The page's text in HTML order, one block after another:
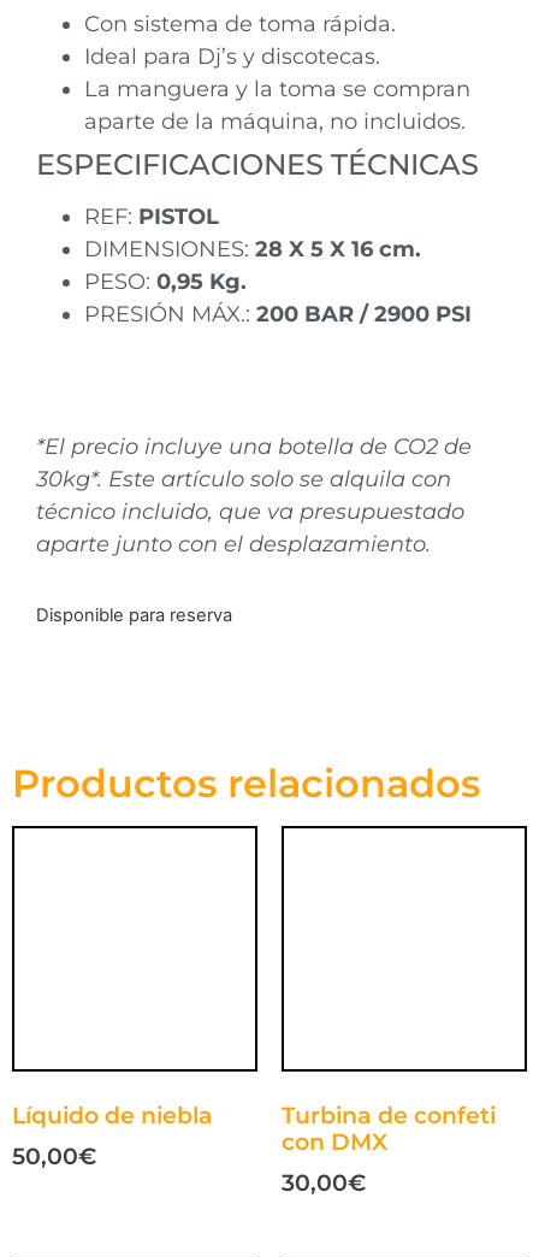
Con sistema de toma rápida.
Ideal para Dj’s y discotecas.
La manguera y la toma se compran
aparte de la máquina, no incluidos.
ESPECIFICACIONES TÉCNICAS
REF: PISTOL
DIMENSIONES: 28 X 5 X 16 cm.
PESO: 0,95 Kg.
PRESIÓN MÁX.: 200 BAR / 2900 PSI
*El precio incluye una botella de CO2 de
30kg*. Este artículo solo se alquila con
técnico incluido, que va presupuestado
aparte junto con el desplazamiento.
Disponible para reserva
Productos relacionados
Líquido de niebla
50,00€
Turbina de confeti
con DMX
30,00€